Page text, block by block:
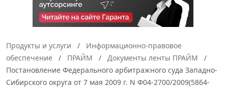
Продукты и услуги
Информационно-правовое
обеспечение
ПРАЙМ
Документы ленты ПРАЙМ
Постановление Федерального арбитражного суда Западно-
Сибирского округа от 7 мая 2009 г. N Ф04-2700/2009(5864-